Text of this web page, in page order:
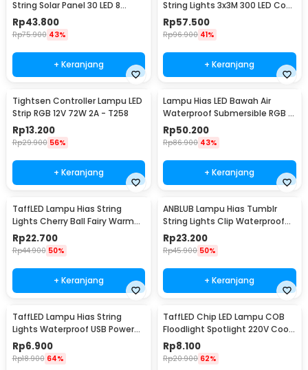
String Solar Panel 30 LED 8
Mode 6.5M - 896
Rp43.800
Rp75.900 43%
+ Keranjang
String Lights 3x3M 300 LED Cool
White 18W - 300L
Rp57.500
Rp96.900 41%
+ Keranjang
Tightsen Controller Lampu LED
Strip RGB 12V 72W 2A - T258
Rp13.200
Rp29.900 56%
+ Keranjang
Lampu Hias LED Bawah Air
Waterproof Submersible RGB 2
PCS with Remote - 13017
Rp50.200
Rp86.900 43%
+ Keranjang
TaffLED Lampu Hias String
Lights Cherry Ball Fairy Warm
White 5M - LY20W
Rp22.700
Rp44.900 50%
+ Keranjang
ANBLUB Lampu Hias Tumblr
String Lights Clip Waterproof
20 LED 2M - 0606
Rp23.200
Rp45.900 50%
+ Keranjang
TaffLED Lampu Hias String
Lights Waterproof USB Power
50 LED 5M - SZ
Rp6.900
Rp18.900 64%
TaffLED Chip LED Lampu COB
Floodlight Spotlight 220V Cool
White 6000K 50W - COB4060-
AC220-50
Rp8.100
Rp20.900 62%